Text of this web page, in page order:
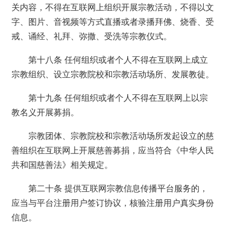
关内容，不得在互联网上组织开展宗教活动，不得以文
字、图片、音视频等方式直播或者录播拜佛、烧香、受
戒、诵经、礼拜、弥撒、受洗等宗教仪式。
第十八条 任何组织或者个人不得在互联网上成立
宗教组织、设立宗教院校和宗教活动场所、发展教徒。
第十九条 任何组织或者个人不得在互联网上以宗
教名义开展募捐。
宗教团体、宗教院校和宗教活动场所发起设立的慈
善组织在互联网上开展慈善募捐，应当符合《中华人民
共和国慈善法》相关规定。
第二十条 提供互联网宗教信息传播平台服务的，
应当与平台注册用户签订协议，核验注册用户真实身份
信息。